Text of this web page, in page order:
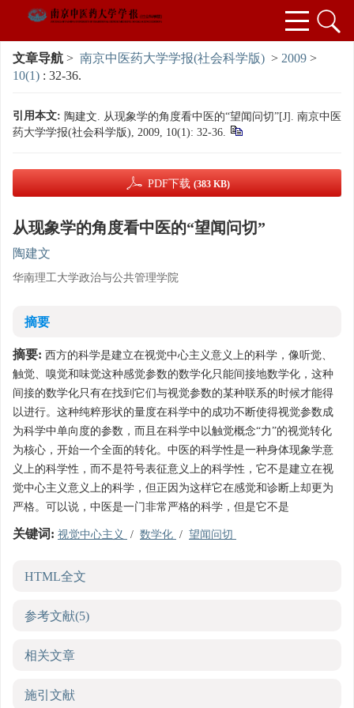
文章导航 > 南京中医药大学学报(社会科学版) > 2009 >
10(1) : 32-36.
引用本文: 陶建文. 从现象学的角度看中医的“望闻问切”[J]. 南京中医
药大学学报(社会科学版), 2009, 10(1): 32-36.
PDF下载 (383 KB)
从现象学的角度看中医的“望闻问切”
陶建文
华南理工大学政治与公共管理学院
摘要
摘要: 西方的科学是建立在视觉中心主义意义上的科学，像听觉、
触觉、嗅觉和味觉这种感觉参数的数学化只能间接地数学化，这种
间接的数学化只有在找到它们与视觉参数的某种联系的时候才能得
以进行。这种纯粹形状的量度在科学中的成功不断使得视觉参数成
为科学中单向度的参数，而且在科学中以触觉概念“力”的视觉转化
为核心，开始一个全面的转化。中医的科学性是一种身体现象学意
义上的科学性，而不是符号表征意义上的科学性，它不是建立在视
觉中心主义意义上的科学，但正因为这样它在感觉和诊断上却更为
严格。可以说，中医是一门非常严格的科学，但是它不是
关键词: 视觉中心主义 / 数学化 / 望闻问切
HTML全文
参考文献(5)
相关文章
施引文献